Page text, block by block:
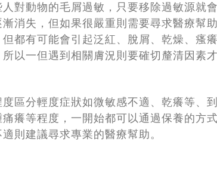
對動物的毛屑過敏，只要移除過敏源就
消失，但如果很嚴重則需要尋求醫療幫
都有可能會引起泛紅、脫屑、乾燥、瘙
以一但遇到相關膚況則要確切釐清因素
區分輕度症狀如微敏感不適、乾癢等、
癢等程度，一開始都可以通過保養的方
則建議尋求專業的醫療幫助。